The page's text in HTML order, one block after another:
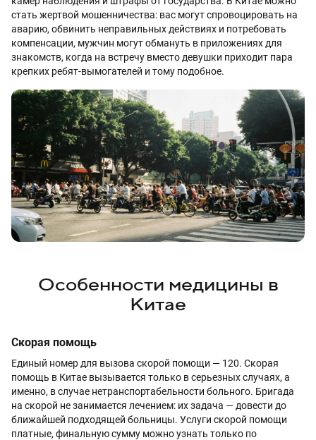
стать жертвой мошенничества: вас могут спровоцировать на
аварию, обвинить неправильных действиях и потребовать
компенсации, мужчин могут обмануть в приложениях для
знакомств, когда на встречу вместо девушки приходит пара
крепких ребят-вымогателей и тому подобное.
Особенности медицины в
Китае
Скорая помощь
Единый номер для вызова скорой помощи — 120. Скорая
помощь в Китае вызывается только в серьезных случаях, а
именно, в случае нетранспортабельности больного. Бригада
на скорой не занимается лечением: их задача — довести до
ближайшей подходящей больницы. Услуги скорой помощи
платные, финальную сумму можно узнать только по